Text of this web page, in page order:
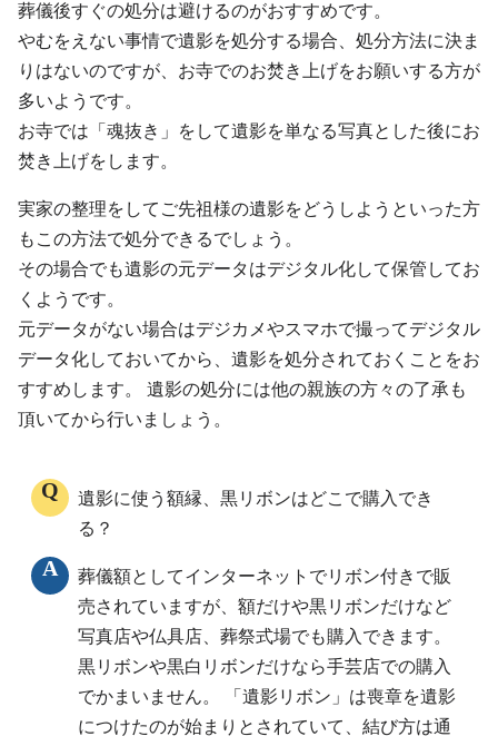
葬儀後すぐの処分は避けるのがおすすめです。
やむをえない事情で遺影を処分する場合、処分方法に決ま
りはないのですが、お寺でのお焚き上げをお願いする方が
多いようです。
お寺では「魂抜き」をして遺影を単なる写真とした後にお
焚き上げをします。
実家の整理をしてご先祖様の遺影をどうしようといった方
もこの方法で処分できるでしょう。
その場合でも遺影の元データはデジタル化して保管してお
くようです。
元データがない場合はデジカメやスマホで撮ってデジタル
データ化しておいてから、遺影を処分されておくことをお
すすめします。 遺影の処分には他の親族の方々の了承も
頂いてから行いましょう。
遺影に使う額縁、黒リボンはどこで購入でき
る？
葬儀額としてインターネットでリボン付きで販
売されていますが、額だけや黒リボンだけなど
写真店や仏具店、葬祭式場でも購入できます。
黒リボンや黒白リボンだけなら手芸店での購入
でかまいません。 「遺影リボン」は喪章を遺影
につけたのが始まりとされていて、結び方は通